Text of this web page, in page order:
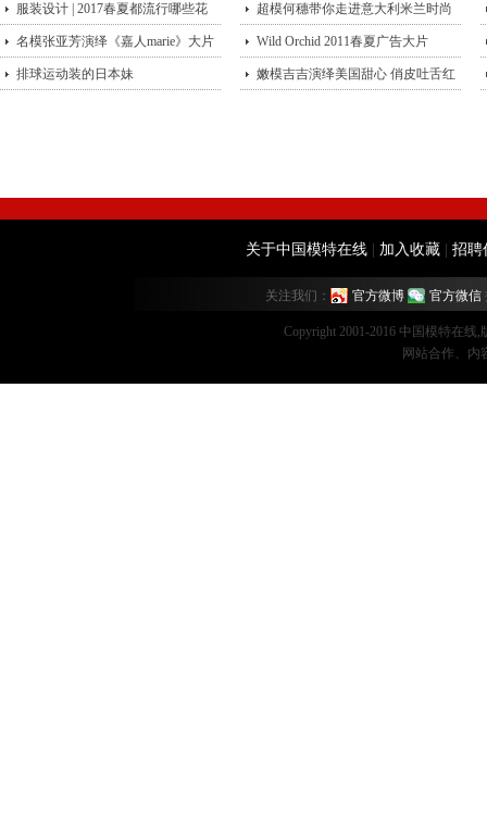
服装设计 | 2017春夏都流行哪些花
型？
超模何穗带你走进意大利米兰时尚
街头
名模张亚芳演绎《嘉人marie》大片 Wild Orchid 2011春夏广告大片
排球运动装的日本妹 嫩模吉吉演绎美国甜心 俏皮吐舌红
关于中国模特在线 加入收藏 招聘
关注我们： 官方微博 官方微信
Copyright 2001-2016 中国模特在线
网站合作、内